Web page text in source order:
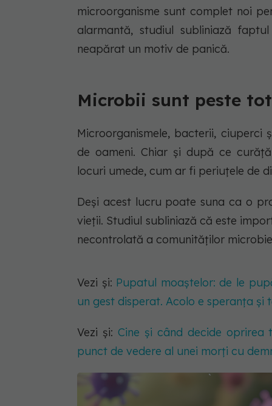
microorganisme sunt complet noi
alarmantă, studiul subliniază
neapărat un motiv de panică.
Microbii sunt peste tot
Microorganismele, bacterii, ciuperci
de oameni. Chiar și după ce
locuri umede, cum ar fi periuțele de
Deși acest lucru poate suna ca o
vieții. Studiul subliniază că este
necontrolată a comunităților
Vezi și: Pupatul moaștelor: de le
un gest disperat. Acolo e speranța și
Vezi și: Cine și când decide oprirea
punct de vedere al unei morți cu